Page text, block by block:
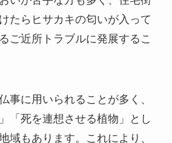
たらヒサカキの匂いが入って
ご近所トラブルに発展するこ
事に用いられることが多く、
「死を連想させる植物」とし
域もあります。これにより、